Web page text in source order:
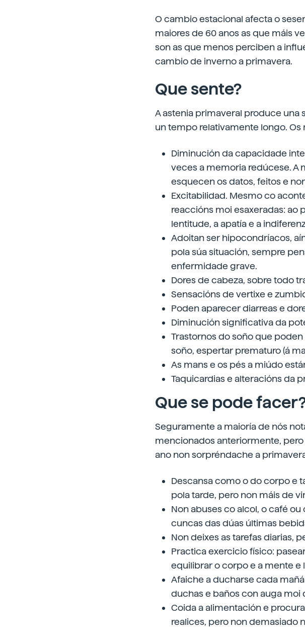
O cambio estacional afecta o
maiores de 60 anos as que máis
son as que menos perciben a
cambio de inverno a primavera.
Que sente?
A astenia primaveral produce
un tempo relativamente longo. Os
Diminución da capacidade
veces a memoria redúcese. A
esquecen os datos, feitos e
Excitabilidad. Mesmo co
reaccións moi esaxeradas: ao
lentitude, a apatía e a
Adoitan ser hipocondríacos,
pola súa situación, sempre
enfermidade grave.
Dores de cabeza, sobre todo
Sensacións de vertixe e
Poden aparecer diarreas e
Diminución significativa da
Trastornos do soño que
soño, espertar prematuro (á
As mans e os pés a miúdo
Taquicardias e alteracións da
Que se pode
Seguramente a maioría de nós
mencionados anteriormente,
ano non sorpréndache a
Descansa como o do corpo e
pola tarde, pero non máis de
Non abuses co alcol, o café
cuncas das dúas últimas
Non deixes as tarefas diarias,
Practica exercicio físico:
equilibrar o corpo e a mente e
Afaiche a ducharse cada
duchas e baños con auga moi
Coida a alimentación e
realices, pero non demasiado